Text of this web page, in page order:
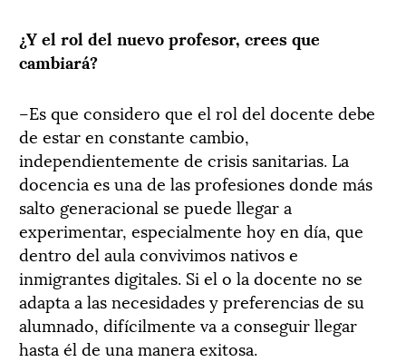
¿Y el rol del nuevo profesor, crees que
cambiará?
–Es que considero que el rol del docente debe
de estar en constante cambio,
independientemente de crisis sanitarias. La
docencia es una de las profesiones donde más
salto generacional se puede llegar a
experimentar, especialmente hoy en día, que
dentro del aula convivimos nativos e
inmigrantes digitales. Si el o la docente no se
adapta a las necesidades y preferencias de su
alumnado, difícilmente va a conseguir llegar
hasta él de una manera exitosa.